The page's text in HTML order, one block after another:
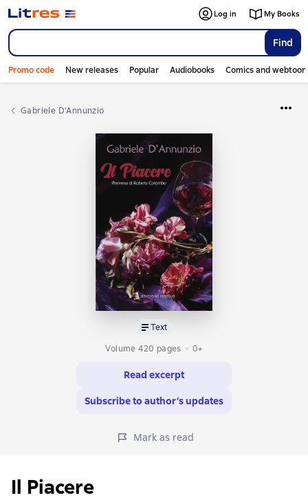
Find
Log in My Books
Promo code New releases Popular Audiobooks Comics and
Gabriele D'Annunzio
Text
Volume 420 pages
0+
Read excerpt
Subscribe to author’s updates
Mark as read
Il Piacere